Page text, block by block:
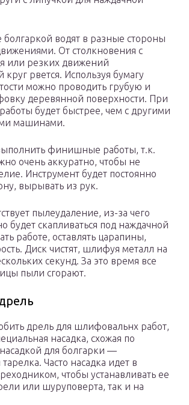
водят в разные стороны
От столкновения с
или резких движений
рвется. Используя бумагу
можно проводить грубую и
деревянной поверхности. При
будет быстрее, чем с другими
машинами.
финишные работы, т.к.
очень аккуратно, чтобы не
Инструмент будет постоянно
вырывать из рук.
пылеудаление, из-за чего
будет скапливаться под наждачной
работе, оставлять царапины,
Диск чистят, шлифуя металл на
секунд. За это время все
пыли сгорают.
дрель для шлифовальнх работ,
насадка, схожая по
для болгарки —
Часто насадка идет в
чтобы устанавливать ее
или шуруповерта, так и на